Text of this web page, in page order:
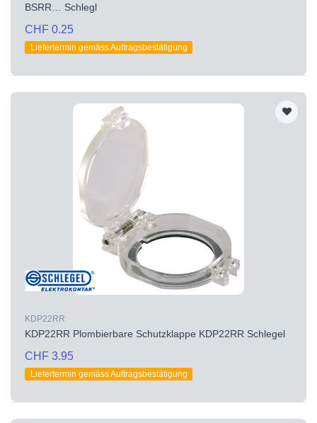
BSRR… Schlegl
CHF 0.25
Liefertermin gemäss Auftragsbestätigung
KDP22RR
KDP22RR Plombierbare Schutzklappe KDP22RR Schlegel
CHF 3.95
Liefertermin gemäss Auftragsbestätigung